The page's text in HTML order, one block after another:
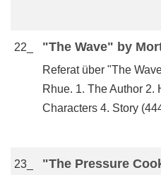
22_ "The Wave" by
Referat über "The
Rhue. 1. The Author 2.
Characters 4. Story
23_
"The Pressure